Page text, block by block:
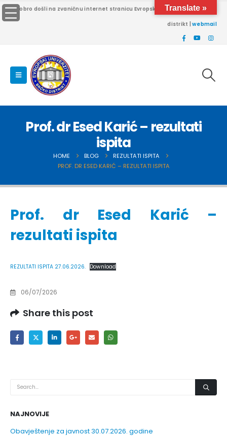
Dobro došli na zvaničnu internet stranicu Evropskog univerziteta Brčko
distrikt |webmail
Prof. dr Esed Karić – rezultati
ispita
HOME BLOG
REZULTATI ISPITA
PROF. DR ESED KARIĆ – REZULTATI ISPITA
Prof. dr Esed Karić –
rezultati ispita
REZULTATI ISPITA 27.06.2026. Download
06/07/2026
Share this post
NAJNOVIJE
Obavještenje za javnost 30.07.2026. godine
Translate »